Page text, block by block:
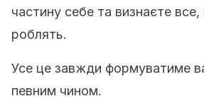
частину себе та визнаєте
роблять.
Усе це завжди формуватиме
певним чином.